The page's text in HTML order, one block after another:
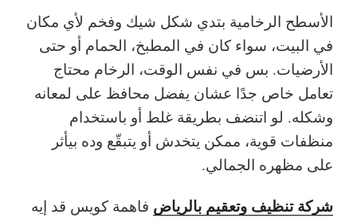
الأسطح الرخامية بتدي شكل شيك وفخم لأي مكان
في البيت، سواء كان في المطبخ، الحمام أو حتى
الأرضيات. بس في نفس الوقت، الرخام محتاج
تعامل خاص جدًا عشان يفضل محافظ على لمعانه
وشكله. لو اتنضف بطريقة غلط أو باستخدام
منظفات قوية، ممكن يتخدش أو يتبقّع وده بيأثر
على مظهره الجمالي.
شركة تنظيف وتعقيم بالرياض فاهمة كويس قد إيه